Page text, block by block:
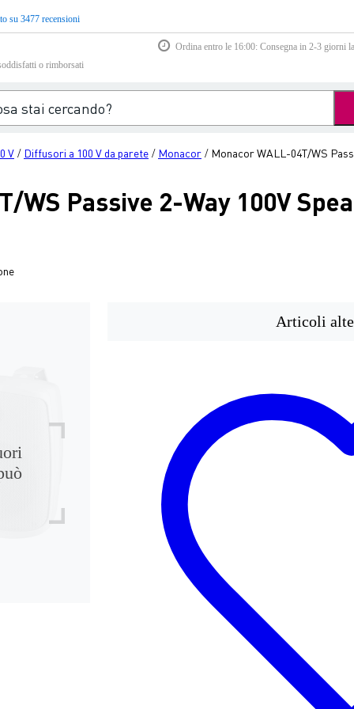
su 3477 recensioni
Ordina entro le 16:00: Consegna in 2-3 giorni
o rimborsati
V / Diffusori a 100 V da parete / Monacor / Monacor WALL-04T/WS
WS Passive 2-Way 100V
Articoli